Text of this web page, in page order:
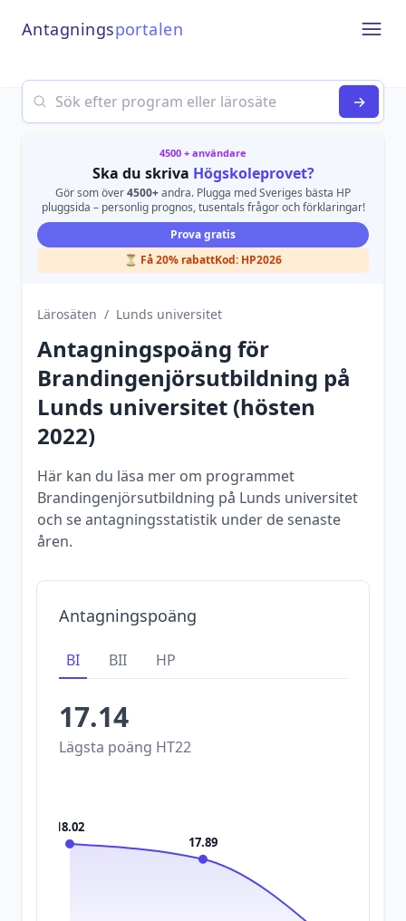
Antagningsportalen
Search
→
4500 + användare
Ska du skriva Högskoleprovet?
Gör som över4500+andra. Plugga med Sveriges bästa HP
pluggsida – personlig prognos, tusentals frågor och förklaringar!
Prova gratis
⏳ Få 20% rabattKod: HP2026
Lärosäten / Lunds universitet
Antagningspoäng för
Brandingenjörsutbildning på
Lunds universitet (hösten
2022)
Här kan du läsa mer om programmet
Brandingenjörsutbildning på Lunds universitet
och se antagningsstatistik under de senaste
åren.
Antagningspoäng
BI BII HP
17.14
Lägsta poäng HT22
18.02
17.89